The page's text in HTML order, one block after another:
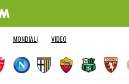
MONDIALI VIDEO